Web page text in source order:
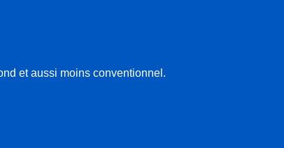
et aussi moins conventionnel.